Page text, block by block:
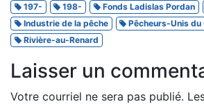
197- 198- Fonds Ladislas Pordan
Industrie de la pêche
Pêcheurs-Unis du
Rivière-au-Renard
Laisser un
Votre courriel ne sera pas publié.